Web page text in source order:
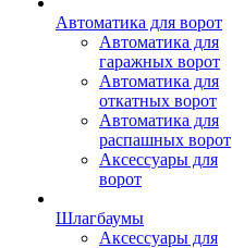
Автоматика для ворот
Автоматика для
гаражных ворот
Автоматика для
откатных ворот
Автоматика для
распашных ворот
Аксессуары для
ворот
Шлагбаумы
Аксессуары для